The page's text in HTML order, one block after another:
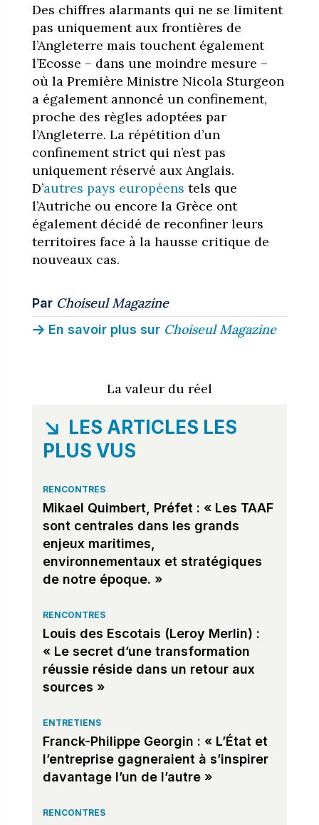
Des chiffres alarmants qui ne se limitent
pas uniquement aux frontières de
l’Angleterre mais touchent également
l’Ecosse – dans une moindre mesure –
où la Première Ministre Nicola Sturgeon
a également annoncé un confinement,
proche des règles adoptées par
l’Angleterre. La répétition d’un
confinement strict qui n’est pas
uniquement réservé aux Anglais.
D’autres pays européens tels que
l’Autriche ou encore la Grèce ont
également décidé de reconfiner leurs
territoires face à la hausse critique de
nouveaux cas.
Par Choiseul Magazine
En savoir plus sur Choiseul Magazine
La valeur du réel
LES ARTICLES LES
PLUS VUS
RENCONTRES
Mikael Quimbert, Préfet : « Les TAAF
sont centrales dans les grands
enjeux maritimes,
environnementaux et stratégiques
de notre époque. »
RENCONTRES
Louis des Escotais (Leroy Merlin) :
« Le secret d’une transformation
réussie réside dans un retour aux
sources »
ENTRETIENS
Franck-Philippe Georgin : « L’État et
l’entreprise gagneraient à s’inspirer
davantage l’un de l’autre »
RENCONTRES